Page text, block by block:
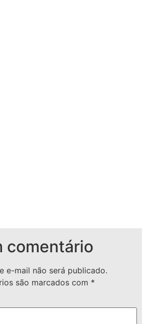
comentário
e-mail não será publicado.
são marcados com *